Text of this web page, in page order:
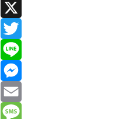
Facebook
X
Twitter
Line
Messenger
Email